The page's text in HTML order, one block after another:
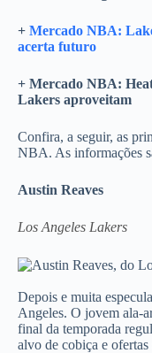
+ Mercado NBA:
acerta futuro
+ Mercado NBA:
Lakers aproveitam
Confira, a seguir, as
NBA. As informações
Austin Reaves
Los Angeles Lakers
Depois e muita
Angeles. O jovem ala-
final da temporada
alvo de cobiça e